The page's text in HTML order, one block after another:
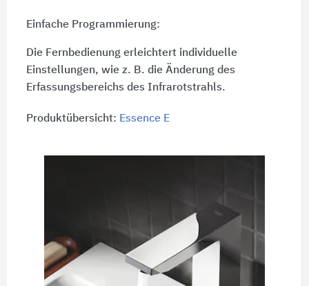
Einfache Programmierung:
Die Fernbedienung erleichtert individuelle
Einstellungen, wie z. B. die Änderung des
Erfassungsbereichs des Infrarotstrahls.
Produktübersicht: Essence E